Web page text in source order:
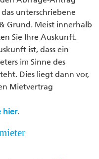
unterschriebene
Grund. Meist innerhalb
Sie Ihre Auskunft.
ist, dass ein
im Sinne des
Dies liegt dann vor,
Mietvertrag
hier.